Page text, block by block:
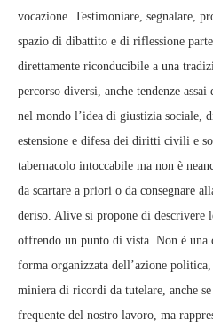
vocazione. Testimoniare, segnalare,
spazio di dibattito e di riflessione
direttamente riconducibile a una
percorso diversi, anche tendenze
nel mondo l’idea di giustizia sociale,
estensione e difesa dei diritti civili e
tabernacolo intoccabile ma non è
da scartare a priori o da consegnare
deriso. Alive si propone di descrivere
offrendo un punto di vista. Non è una
forma organizzata dell’azione
miniera di ricordi da tutelare, anche
frequente del nostro lavoro, ma